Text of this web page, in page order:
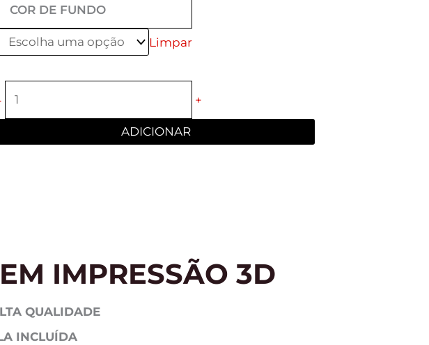
COR DE FUNDO
Limpar
+
ADICIONAR
IMPRESSÃO 3D
QUALIDADE
INCLUÍDA